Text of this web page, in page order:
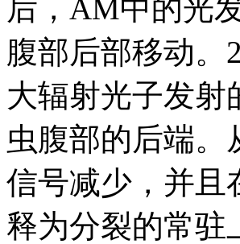
后，AM中的光
腹部后部移动。
大辐射光子发射
虫腹部的后端。
信号减少，并且
释为分裂的常驻